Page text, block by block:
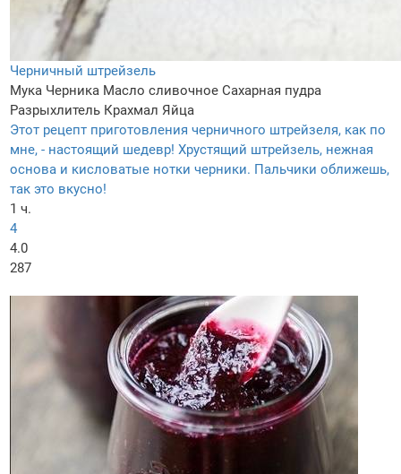
Черничный штрейзель
Мука Черника Масло сливочное Сахарная пудра
Разрыхлитель Крахмал Яйца
Этот рецепт приготовления черничного штрейзеля, как по
мне, - настоящий шедевр! Хрустящий штрейзель, нежная
основа и кисловатые нотки черники. Пальчики оближешь,
так это вкусно!
1 ч.
4
4.0
287